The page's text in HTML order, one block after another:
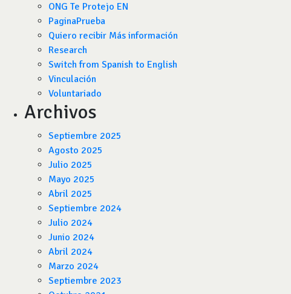
ONG Te Protejo EN
PaginaPrueba
Quiero recibir Más información
Research
Switch from Spanish to English
Vinculación
Voluntariado
Archivos
Septiembre 2025
Agosto 2025
Julio 2025
Mayo 2025
Abril 2025
Septiembre 2024
Julio 2024
Junio 2024
Abril 2024
Marzo 2024
Septiembre 2023